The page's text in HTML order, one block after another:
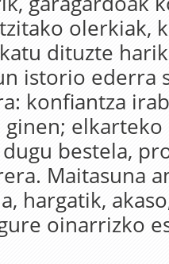
olerkiak,
dituzte
istorio ederra
konfiantza
ginen;
bestela,
Maitasuna
hargatik,
oinarrizko